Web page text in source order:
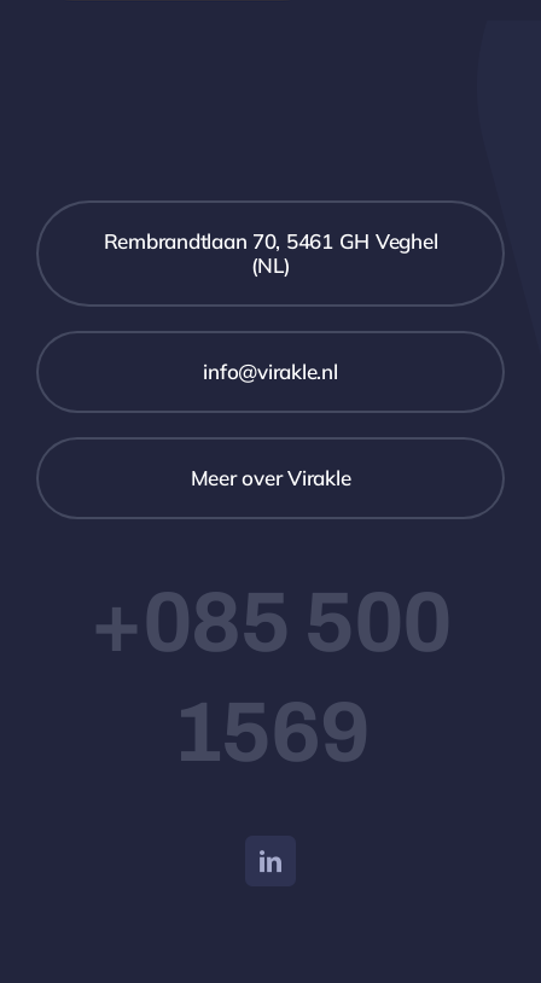
Rembrandtlaan 70, 5461 GH Veghel
(NL)
info@virakle.nl
Meer over Virakle
+085 500
1569